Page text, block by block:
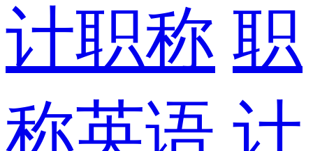
计职称 职
称英语 计